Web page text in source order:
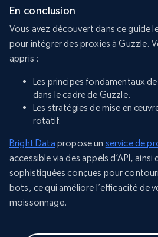
En conclusion
Vous avez découvert dans ce guide
pour intégrer des proxies à Guzzle.
appris :
Les principes fondamentaux
dans le cadre de Guzzle.
Les stratégies de mise en
rotatif.
Bright Data propose un service de
accessible via des appels d’API,
sophistiquées conçues pour
bots, ce qui améliore l’efficacité de
moissonnage.